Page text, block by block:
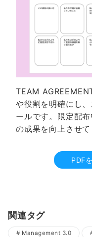
TEAM
や役割を明確にし
ールです。限定配
の成果を向上させて
PDF
関連タグ
Management 3.0